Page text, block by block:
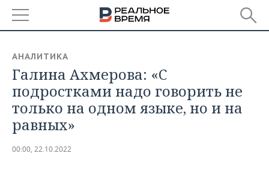
БАШКОРТОСТАН
ТАТАРСТАН
УДМУРТИЯ
НОВОСТИ
АНАЛИТИКА
НОВОСТИ АНАЛИТИКИ
ДЕКЛАРАЦИИ О ДОХОДАХ
ЭКОНОМИКА
НОВОСТИ ЭКОНОМИКИ
ПРОМЫШЛЕННОСТЬ
АНАЛИТИКА
Галина Ахмерова: «С
подростками надо говорить не
только на одном языке, но и на
равных»
00:00, 22.10.2022